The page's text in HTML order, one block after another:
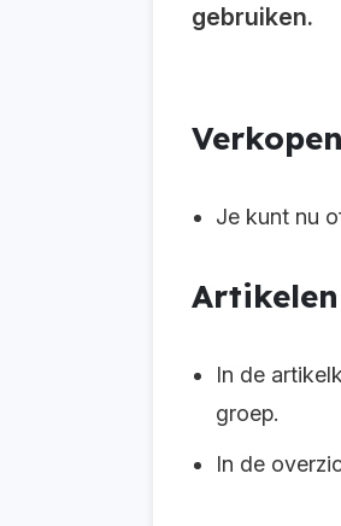
gebruiken.
Verkopen
Je kunt nu
Artikelen
In de
groep.
In de